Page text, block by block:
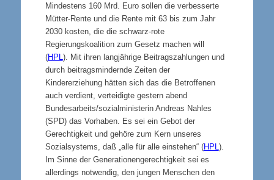
Mindestens 160 Mrd. Euro sollen die verbesserte
Mütter-Rente und die Rente mit 63 bis zum Jahr
2030 kosten, die die schwarz-rote
Regierungskoalition zum Gesetz machen will
(HPL ). Mit ihren langjährige Beitragszahlungen und
durch beitragsmindernde Zeiten der
Kindererziehung hätten sich das die Betroffenen
auch verdient, verteidigte gestern abend
Bundesarbeits/sozialministerin Andreas Nahles
(SPD) das Vorhaben. Es sei ein Gebot der
Gerechtigkeit und gehöre zum Kern unseres
Sozialsystems, daß „alle für alle einstehen“ (HPL ).
Im Sinne der Generationengerechtigkeit sei es
allerdings notwendig, den jungen Menschen den